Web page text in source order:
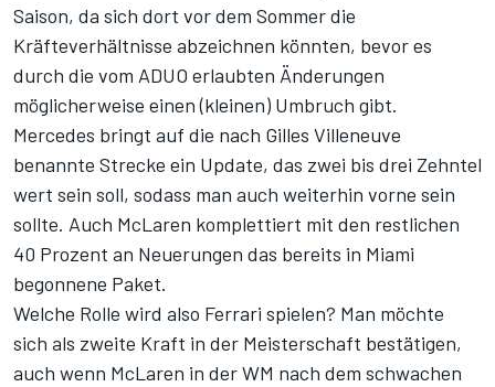
Saison, da sich dort vor dem Sommer die
Kräfteverhältnisse abzeichnen könnten, bevor es
durch die vom ADUO erlaubten Änderungen
möglicherweise einen (kleinen) Umbruch gibt.
Mercedes bringt auf die nach Gilles Villeneuve
benannte Strecke ein Update, das zwei bis drei Zehntel
wert sein soll, sodass man auch weiterhin vorne sein
sollte. Auch McLaren komplettiert mit den restlichen
40 Prozent an Neuerungen das bereits in Miami
begonnene Paket.
Welche Rolle wird also Ferrari spielen? Man möchte
sich als zweite Kraft in der Meisterschaft bestätigen,
auch wenn McLaren in der WM nach dem schwachen